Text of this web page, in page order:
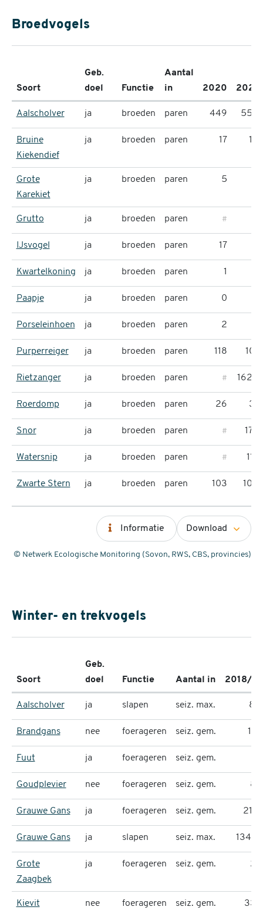
Broedvogels
Soort
Geb.
doel
Functie
Aantal
in
2020 2021
Aalscholver ja broeden paren 449 559
Bruine
Kiekendief
ja broeden paren 17 18
Grote
Karekiet
ja broeden paren 5
Grutto ja broeden paren #
IJsvogel ja broeden paren 17
Kwartelkoning ja broeden paren 1
Paapje ja broeden paren 0
Porseleinhoen ja broeden paren 2
Purperreiger ja broeden paren 118 101
Rietzanger ja broeden paren # 1625
Roerdomp ja broeden paren 26 31
Snor ja broeden paren # 174
Watersnip ja broeden paren # 117
Zwarte Stern ja broeden paren 103 103
Informatie Download
© Netwerk Ecologische Monitoring (Sovon, RWS, CBS, provincies)
Winter- en trekvogels
Soort
Geb.
doel
Functie Aantal in 2018/19
Aalscholver ja slapen seiz. max. 811
Brandgans nee foerageren seiz. gem. 170
Fuut ja foerageren seiz. gem.
Goudplevier nee foerageren seiz. gem. 82
Grauwe Gans ja foerageren seiz. gem. 2161
Grauwe Gans ja slapen seiz. max. 13487
Grote
Zaagbek
ja foerageren seiz. gem. 23
Kievit nee foerageren seiz. gem. 333